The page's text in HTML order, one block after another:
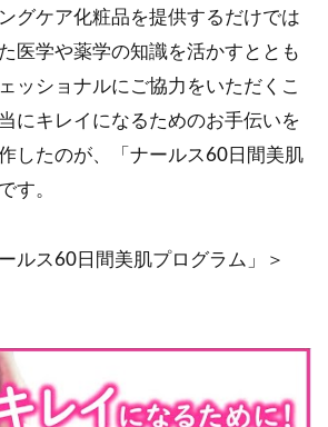
グケア化粧品を提供するだけでは
医学や薬学の知識を活かすととも
ッショナルにご協力をいただくこ
にキレイになるためのお手伝いを
したのが、「ナールス60日間美肌
す。
ルス60日間美肌プログラム」＞